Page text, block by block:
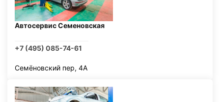
Автосервис Семеновская
+7 (495) 085-74-61
Семёновский пер, 4А